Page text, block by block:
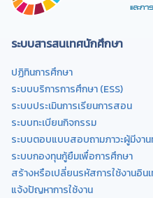
ระบบสารสนเทศนักศึกษา
ปฏิทินการศึกษา
ระบบบริการการศึกษา (ESS)
ระบบประเมินการเรียนการสอน
ระบบทะเบียนกิจกรรม
ระบบตอบแบบสอบถามภาวะผู้มีงาน
ระบบกองทุนกู้ยืมเพื่อการศึกษา
สร้างหรือเปลี่ยนรหัสการใช้งานอิน
แจ้งปัญหาการใช้งาน